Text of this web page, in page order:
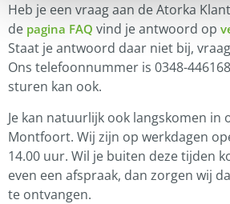
Heb je een vraag aan de Atorka
de pagina FAQ vind je antwoord op
Staat je antwoord daar niet bij,
Ons telefoonnummer is 0348-
sturen kan ook.
Je kan natuurlijk ook langskomen in
Montfoort. Wij zijn op werkdagen
14.00 uur. Wil je buiten deze tijden
even een afspraak, dan zorgen wij
te ontvangen.